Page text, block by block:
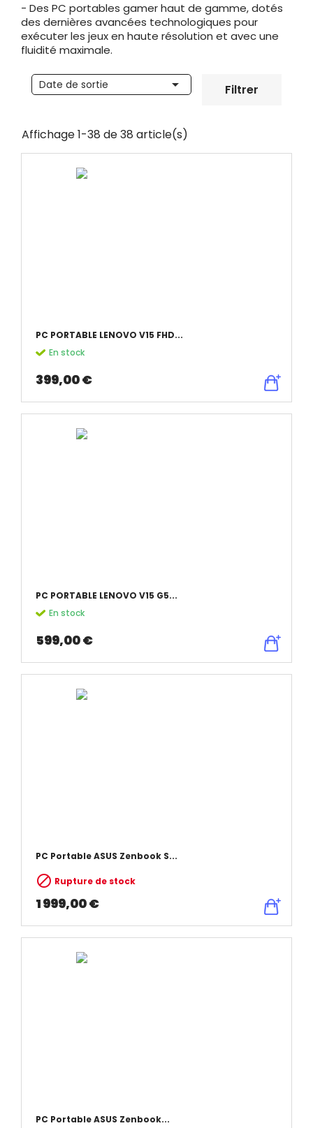
- Des PC portables gamer haut de gamme, dotés
des dernières avancées technologiques pour
exécuter les jeux en haute résolution et avec une
fluidité maximale.
Date de sortie  Filtrer
Affichage 1-38 de 38 article(s)
PC PORTABLE LENOVO V15 FHD...
En stock
399,00 €
PC PORTABLE LENOVO V15 G5...
En stock
599,00 €
PC Portable ASUS Zenbook S...
 Rupture de stock
1 999,00 €
PC Portable ASUS Zenbook...